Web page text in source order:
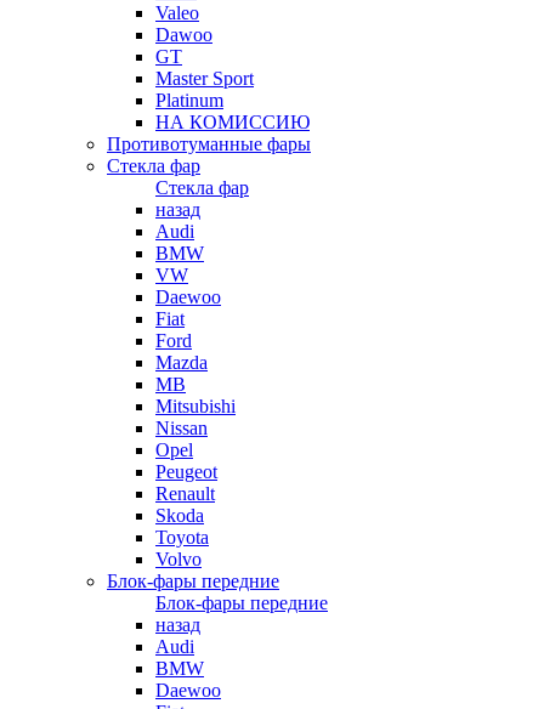
Valeo
Dawoo
GT
Master Sport
Platinum
НА КОМИССИЮ
Противотуманные фары
Стекла фар
Стекла фар
назад
Audi
BMW
VW
Daewoo
Fiat
Ford
Mazda
MB
Mitsubishi
Nissan
Opel
Peugeot
Renault
Skoda
Toyota
Volvo
Блок-фары передние
Блок-фары передние
назад
Audi
BMW
Daewoo